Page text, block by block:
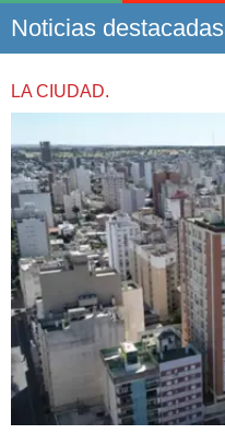
Noticias destacadas
LA CIUDAD.